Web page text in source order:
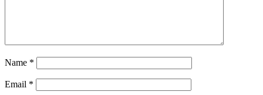
Name *
Email *